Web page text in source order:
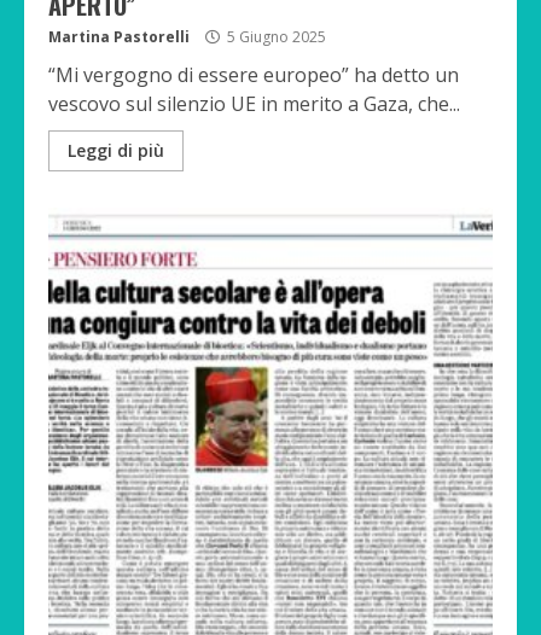
Martina Pastorelli 5 Giugno 2025
“Mi vergogno di essere europeo” ha detto un
vescovo sul silenzio UE in merito a Gaza, che...
Leggi di più